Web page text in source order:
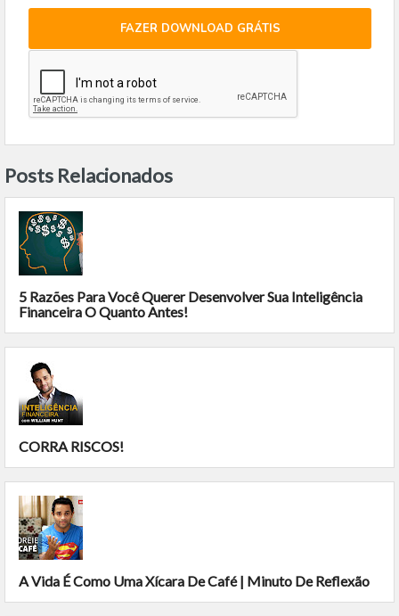
FAZER DOWNLOAD GRÁTIS
Posts Relacionados
5 Razões Para Você Querer Desenvolver Sua Inteligência
Financeira O Quanto Antes!
CORRA RISCOS!
A Vida É Como Uma Xícara De Café | Minuto De Reflexão